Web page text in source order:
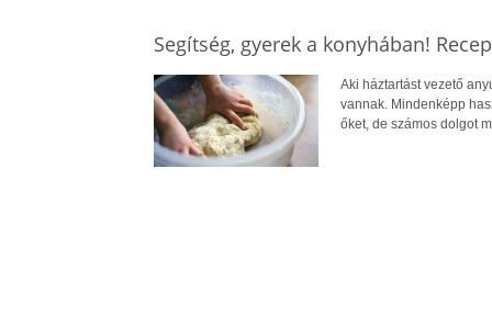
Segítség, gyerek a konyhában!
Aki háztartást vezető
vannak. Mindenképp
őket, de számos dolgot